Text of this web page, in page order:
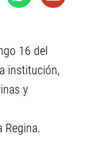
16 del
institución,
y